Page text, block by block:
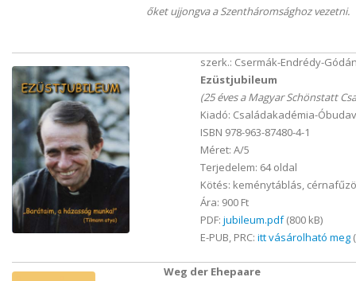
őket ujjongva a Szentháromsághoz vezetni.
szerk.: Csermák-Endrédy-
Ezüstjubileum
(25 éves a Magyar Schönstatt
Kiadó: Családakadémia-
ISBN 978-963-87480-4-1
Méret: A/5
Terjedelem: 64 oldal
Kötés: keménytáblás,
Ára: 900 Ft
PDF: jubileum.pdf(800 kB)
E-PUB, PRC: itt vásárolható meg
Weg der Ehepaare